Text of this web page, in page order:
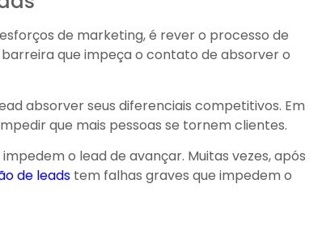
de marketing, é rever o processo de
que impeça o contato de absorver o
absorver seus diferenciais competitivos. Em
que mais pessoas se tornem clientes.
o lead de avançar. Muitas vezes, após
de leads tem falhas graves que impedem o